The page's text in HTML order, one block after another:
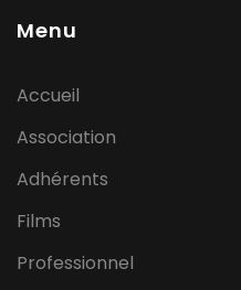
Menu
Accueil
Association
Adhérents
Films
Professionnel